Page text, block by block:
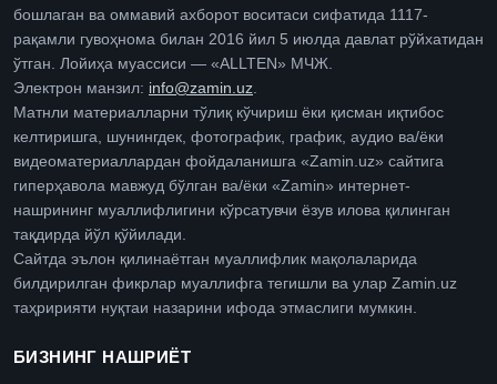
бошлаган ва оммавий ахборот воситаси сифатида 1117-
рақамли гувоҳнома билан 2016 йил 5 июлда давлат рўйхатидан
ўтган. Лойиҳа муассиси — «ALLTEN» МЧЖ.
Электрон манзил: info@zamin.uz
Матнли материалларни тўлиқ кўчириш ёки қисман иқтибос
келтиришга, шунингдек, фотографик, график, аудио ва/ёки
видеоматериаллардан фойдаланишга «Zamin.uz» сайтига
гиперҳавола мавжуд бўлган ва/ёки «Zamin» интернет-
нашрининг муаллифлигини кўрсатувчи ёзув илова қилинган
тақдирда йўл қўйилади.
Сайтда эълон қилинаётган муаллифлик мақолаларида
билдирилган фикрлар муаллифга тегишли ва улар Zamin.uz
таҳририяти нуқтаи назарини ифода этмаслиги мумкин.
БИЗНИНГ НАШРИЁТ